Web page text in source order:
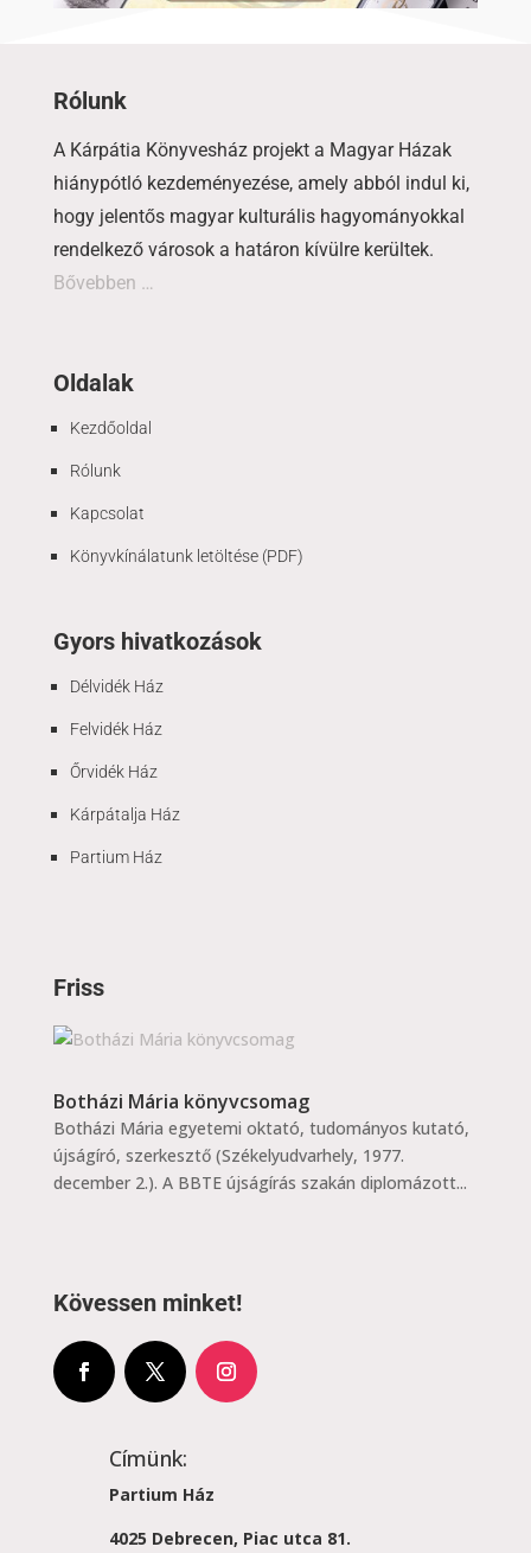
Rólunk
A Kárpátia Könyvesház projekt a Magyar Házak
hiánypótló kezdeményezése, amely abból indul ki,
hogy jelentős magyar kulturális hagyományokkal
rendelkező városok a határon kívülre kerültek.
Bővebben …
Oldalak
Kezdőoldal
Rólunk
Kapcsolat
Könyvkínálatunk letöltése (PDF)
Gyors hivatkozások
Délvidék Ház
Felvidék Ház
Őrvidék Ház
Kárpátalja Ház
Partium Ház
Friss
Botházi Mária könyvcsomag
Botházi Mária egyetemi oktató, tudományos kutató,
újságíró, szerkesztő (Székelyudvarhely, 1977.
december 2.). A BBTE újságírás szakán diplomázott...
Kövessen minket!
Címünk:
Partium Ház
4025 Debrecen, Piac utca 81.